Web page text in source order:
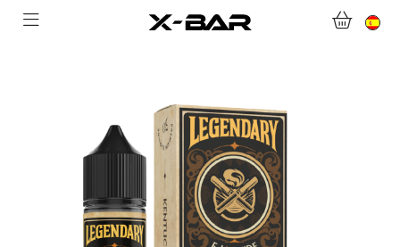
BIENVENIDO A X-BAR.CO
COLLECTIONS
CONTACTA CON NOSOTROS